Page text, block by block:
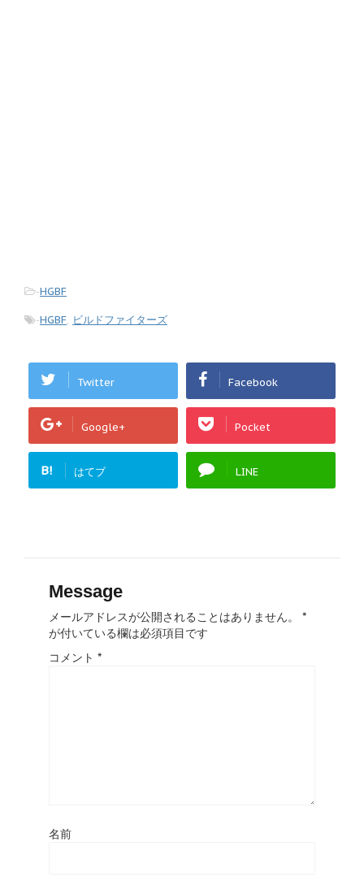
-HGBF
-HGBF, ビルドファイターズ
Twitter Facebook
Google+ Pocket
B! はてブ LINE
Message
メールアドレスが公開されることはありません。
*
が付いている欄は必須項目です
コメント *
名前